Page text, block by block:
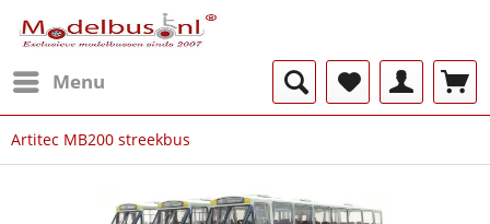
Menu
Artitec MB200 streekbus